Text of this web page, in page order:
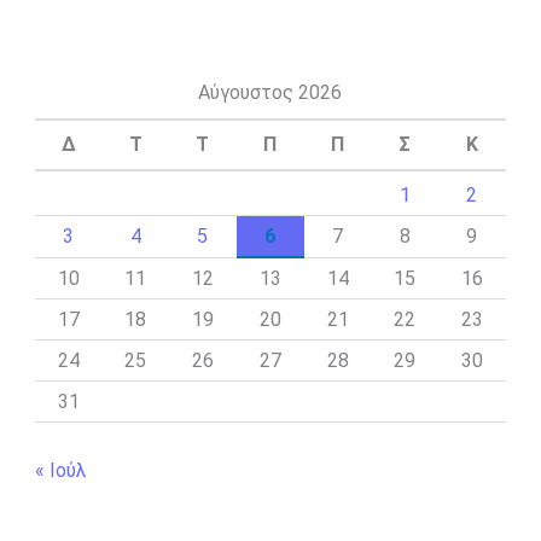
Αύγουστος 2026
Δ Τ Τ Π Π Σ Κ
1
2
3
4 5 6 7 8
9
10
11 12 13 14 15
16
17
18 19 20 21 22
23
24
25 26 27 28 29
30
31
« Ιούλ